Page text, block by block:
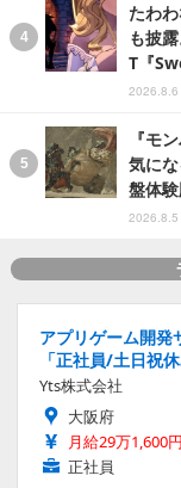
たわ
も披
T『
『モ
気に
盤体
2026.8.5
アプリゲーム開発
「正社員/土日祝
Yts株式会社
大阪府
月給29万1,600
正社員